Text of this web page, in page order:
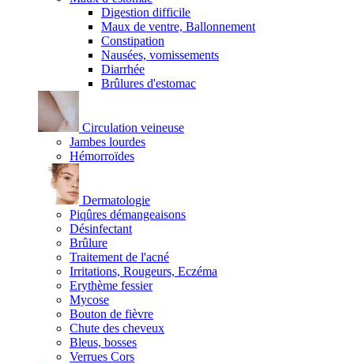
Digestion difficile
Maux de ventre, Ballonnement
Constipation
Nausées, vomissements
Diarrhée
Brûlures d'estomac
Circulation veineuse
Jambes lourdes
Hémorroïdes
Dermatologie
Piqûres démangeaisons
Désinfectant
Brûlure
Traitement de l'acné
Irritations, Rougeurs, Eczéma
Erythème fessier
Mycose
Bouton de fièvre
Chute des cheveux
Bleus, bosses
Verrues Cors